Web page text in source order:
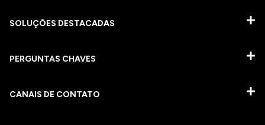
SOLUÇÕES DESTACADAS
PERGUNTAS CHAVES​
CANAIS DE CONTATO